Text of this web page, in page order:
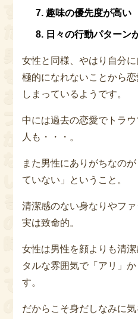
趣味の優先度が高い
日々の行動パターン
女性と同様、やはり自分
極的になれないことから
しまっているようです。
中には過去の恋愛でトラ
人も・・・。
また男性にありがちなの
ていない」ということ。
清潔感のない身なりやフ
実は致命的。
女性は男性を顔よりも清
タルな雰囲気で「アリ」
す。
だからこそ身だしなみに